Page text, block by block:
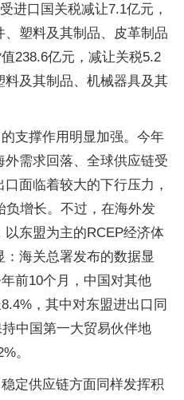
进口国关税减让7.1亿元，
塑料及其制品、皮革制品
238.6亿元，减让关税5.2
及其制品、机械器具及其
支撑作用明显加强。今年
需求回落、全球供应链受
面临着较大的下行压力，
负增长。不过，在海外发
东盟为主的RCEP经济体
海关总署发布的数据显
前10个月，中国对其他
，其中对东盟进出口同
中国第一大贸易伙伴地
。
定供应链方面同样发挥积